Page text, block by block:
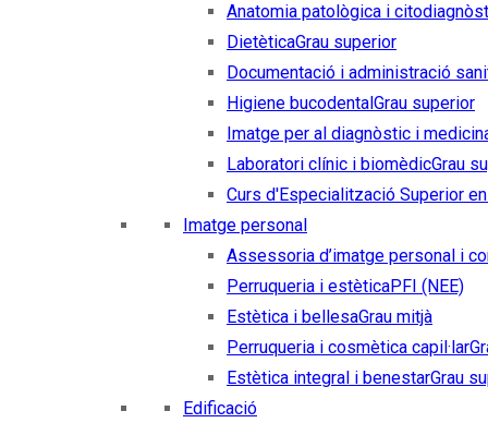
Anatomia patològica i
DietèticaGrau superior
Documentació i administració
Higiene bucodentalGrau superior
Imatge per al diagnòstic i
Laboratori clínic i biomèdicGrau
Curs d'Especialització Superior
Imatge personal
Assessoria d’imatge personal i
Perruqueria i estèticaPFI (NEE)
Estètica i bellesaGrau mitjà
Perruqueria i cosmètica capil·lar
Estètica integral i benestarGrau
Edificació